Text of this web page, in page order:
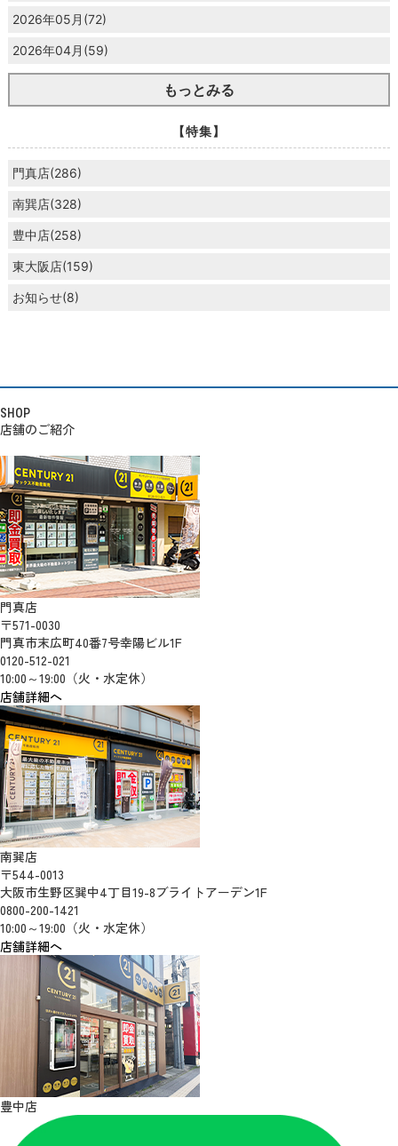
2026年05月(72)
2026年04月(59)
もっとみる
【特集】
門真店(286)
南巽店(328)
豊中店(258)
東大阪店(159)
お知らせ(8)
SHOP
店舗のご紹介
門真店
〒571-0030
門真市末広町40番7号幸陽ビル1F
0120-512-021
10:00～19:00（火・水定休）
店舗詳細へ
南巽店
〒544-0013
大阪市生野区巽中4丁目19-8ブライトアーデン1F
0800-200-1421
10:00～19:00（火・水定休）
店舗詳細へ
豊中店